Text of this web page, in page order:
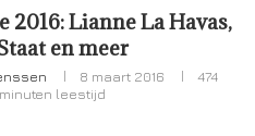
Lianne La Havas,
en meer
8 maart 2016
474
leestijd